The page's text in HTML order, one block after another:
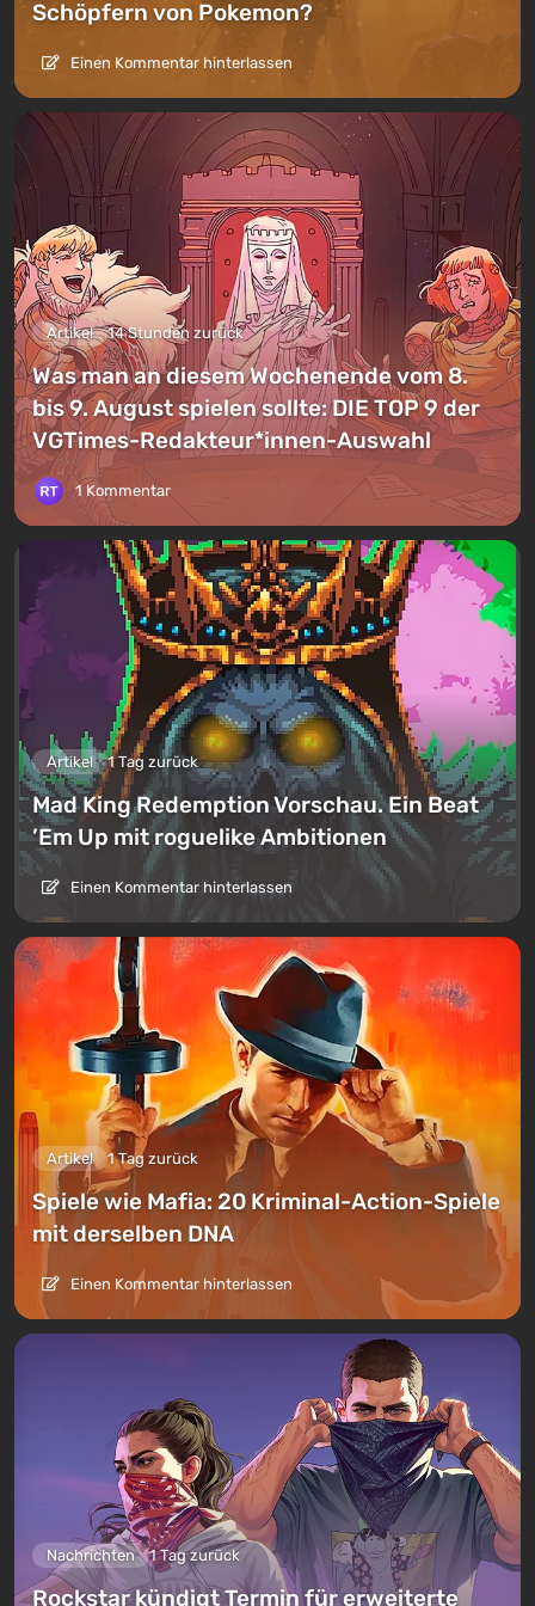
Schöpfern von Pokemon?
Einen Kommentar hinterlassen
Artikel 14 Stunden zurück
Was man an diesem Wochenende vom 8.
bis 9. August spielen sollte: DIE TOP 9 der
VGTimes-Redakteur*innen-Auswahl
1 Kommentar
Artikel 1 Tag zurück
Mad King Redemption Vorschau. Ein Beat
’Em Up mit roguelike Ambitionen
Einen Kommentar hinterlassen
Artikel 1 Tag zurück
Spiele wie Mafia: 20 Kriminal-Action-Spiele
mit derselben DNA
Einen Kommentar hinterlassen
Nachrichten 1 Tag zurück
Rockstar kündigt Termin für erweiterte